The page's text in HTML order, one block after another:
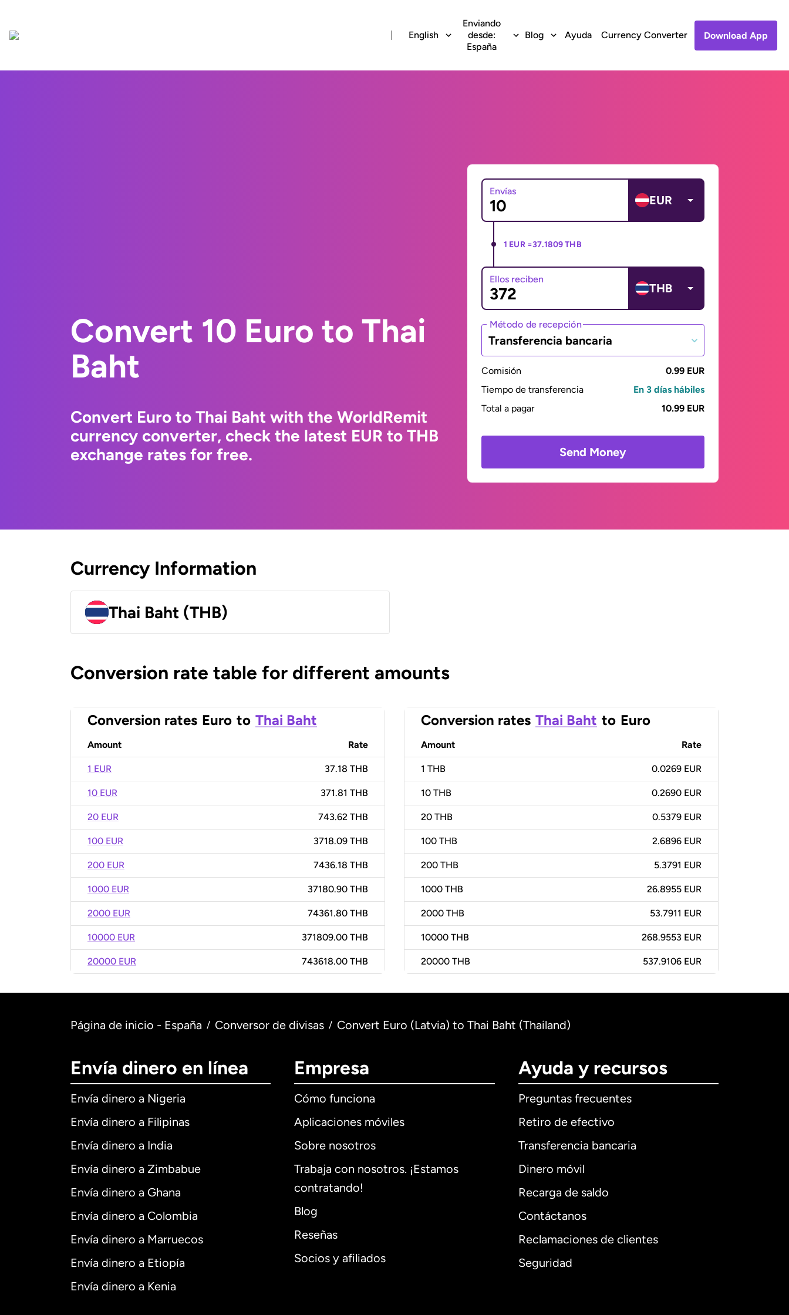
English
Enviando
desde:
España
Blog Ayuda Currency Converter Download App
Convert 10 Euro to Thai
Baht
Convert Euro to Thai Baht with the WorldRemit
currency converter, check the latest EUR to THB
exchange rates for free.
Envías
EUR
1 EUR =37.1809 THB
Ellos reciben
THB
Método de recepción
Transferencia bancaria
Comisión
0.99 EUR
Tiempo de transferencia
En 3 días hábiles
Total a pagar
10.99 EUR
Send Money
Currency Information
Thai Baht (THB)
Conversion rate table for different amounts
Conversion rates Euro to Thai Baht
Amount Rate
1 EUR 37.18 THB
10 EUR 371.81 THB
20 EUR 743.62 THB
100 EUR 3718.09 THB
200 EUR 7436.18 THB
1000 EUR 37180.90 THB
2000 EUR 74361.80 THB
10000 EUR 371809.00 THB
20000 EUR 743618.00 THB
Conversion rates Thai Baht to Euro
Amount Rate
1 THB 0.0269 EUR
10 THB 0.2690 EUR
20 THB 0.5379 EUR
100 THB 2.6896 EUR
200 THB 5.3791 EUR
1000 THB 26.8955 EUR
2000 THB 53.7911 EUR
10000 THB 268.9553 EUR
20000 THB 537.9106 EUR
Página de inicio - España / Conversor de divisas / Convert Euro (Latvia) to Thai Baht (Thailand)
Envía dinero en línea
Envía dinero a Nigeria
Envía dinero a Filipinas
Envía dinero a India
Envía dinero a Zimbabue
Envía dinero a Ghana
Envía dinero a Colombia
Envía dinero a Marruecos
Envía dinero a Etiopía
Envía dinero a Kenia
Empresa
Cómo funciona
Aplicaciones móviles
Sobre nosotros
Trabaja con nosotros. ¡Estamos
contratando!
Blog
Reseñas
Socios y afiliados
Ayuda y recursos
Preguntas frecuentes
Retiro de efectivo
Transferencia bancaria
Dinero móvil
Recarga de saldo
Contáctanos
Reclamaciones de clientes
Seguridad